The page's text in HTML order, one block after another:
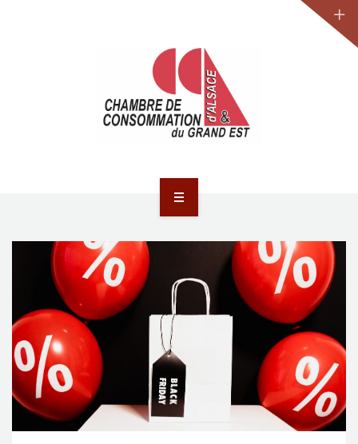
ACTUALITÉS
JURIDIQUE
LA CCA-GE
NOS ACTIONS
CONTACT